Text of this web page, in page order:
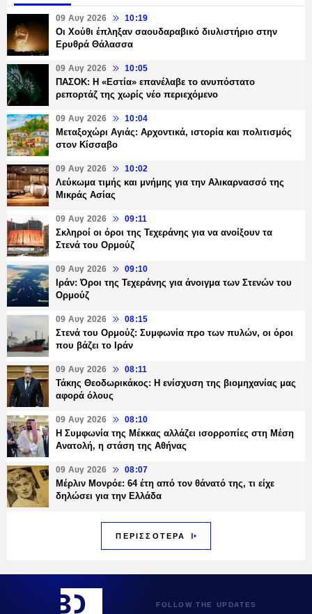
09 Αυγ 2026 10:19
Οι Χούθι έπληξαν σαουδαραβικό διυλιστήριο στην
Ερυθρά Θάλασσα
09 Αυγ 2026 10:05
ΠΑΣΟΚ: Η «Εστία» επανέλαβε το ανυπόστατο
ρεπορτάζ της χωρίς νέο περιεχόμενο
09 Αυγ 2026 10:04
Μεταξοχώρι Αγιάς: Αρχοντικά, ιστορία και πολιτισμός
στον Κίσσαβο
09 Αυγ 2026 10:02
Λεύκωμα τιμής και μνήμης για την Αλικαρνασσό της
Μικράς Ασίας
09 Αυγ 2026 09:11
Σκληροί οι όροι της Τεχεράνης για να ανοίξουν τα
Στενά του Ορμούζ
09 Αυγ 2026 09:10
Ιράν: Όροι της Τεχεράνης για άνοιγμα των Στενών του
Ορμούζ
09 Αυγ 2026 08:15
Στενά του Ορμούζ: Συμφωνία προ των πυλών, οι όροι
που βάζει το Ιράν
09 Αυγ 2026 08:11
Τάκης Θεοδωρικάκος: Η ενίσχυση της βιομηχανίας μας
αφορά όλους
09 Αυγ 2026 08:10
Η Συμφωνία της Μέκκας αλλάζει ισορροπίες στη Μέση
Ανατολή, η στάση της Αθήνας
09 Αυγ 2026 08:07
Μέρλιν Μονρόε: 64 έτη από τον θάνατό της, τι είχε
δηλώσει για την Ελλάδα
ΠΕΡΙΣΣΟΤΕΡΑ
FOLLOW THE UPDATES